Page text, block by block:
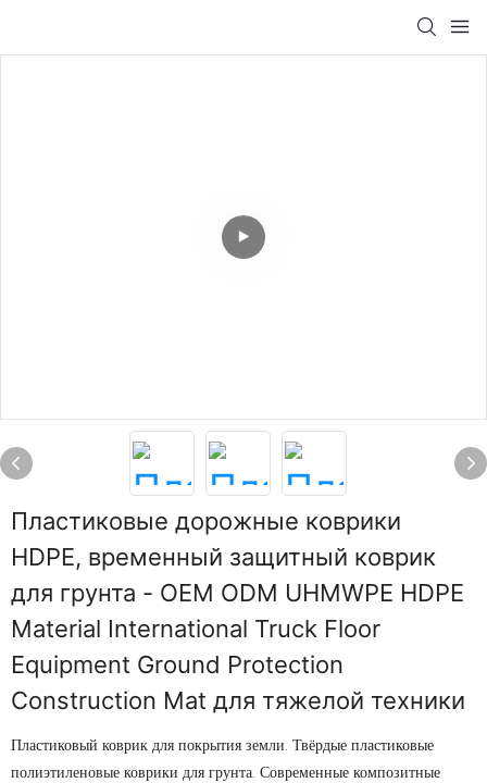
Пластиковые дорожные коврики
HDPE, временный защитный коврик
для грунта - OEM ODM UHMWPE HDPE
Material International Truck Floor
Equipment Ground Protection
Construction Mat для тяжелой техники
Пластиковый коврик для покрытия земли. Твёрдые пластиковые
полиэтиленовые коврики для грунта. Современные композитные